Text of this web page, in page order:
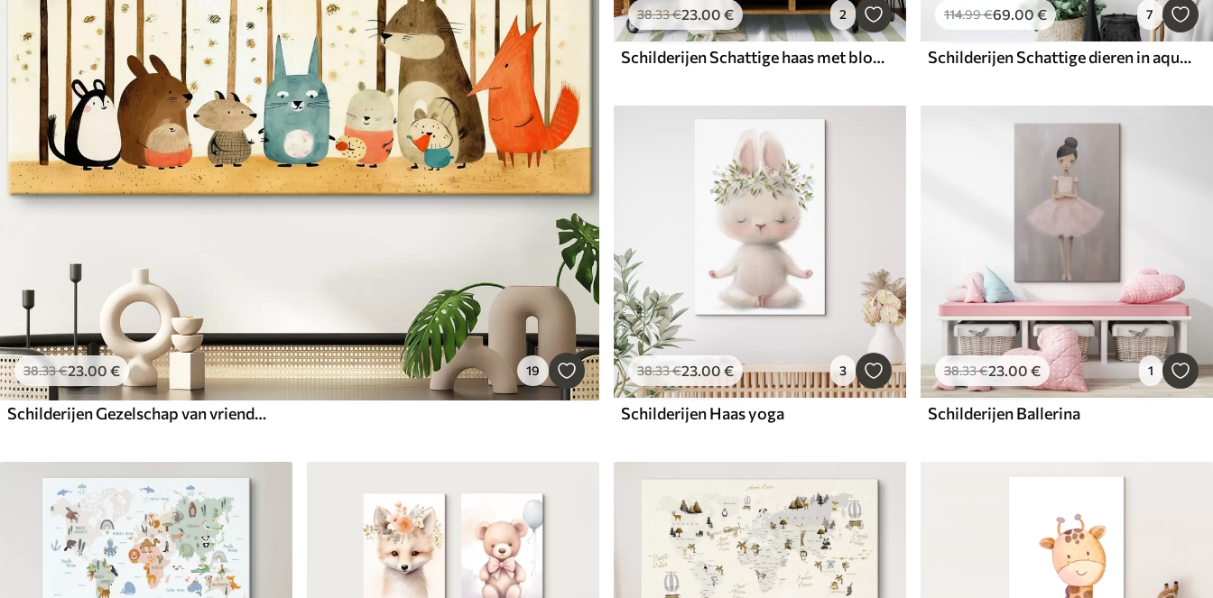
38.33€23.00 € 19
Schilderijen Gezelschap van vrienden in het bos. Schattige dieren
38.33€23.00 € 2
Schilderijen Schattige haas met bloemen in aquarelstijl
114.99€69.00 € 7
Schilderijen Schattige dieren in aquarelstijl
38.33€23.00 € 3
Schilderijen Haas yoga
38.33€23.00 € 1
Schilderijen Ballerina